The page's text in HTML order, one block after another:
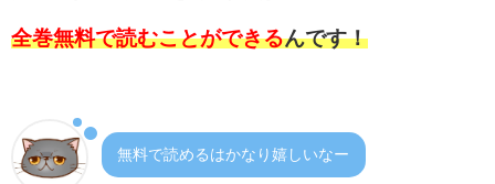
全巻無料で読むことができるんです！
無料で読めるはかなり嬉しいなー